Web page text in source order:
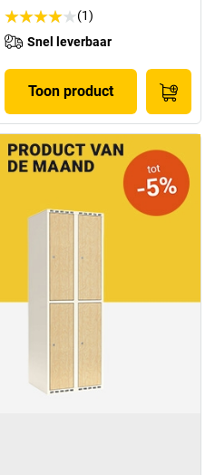
(1)
Snel leverbaar
Toon product